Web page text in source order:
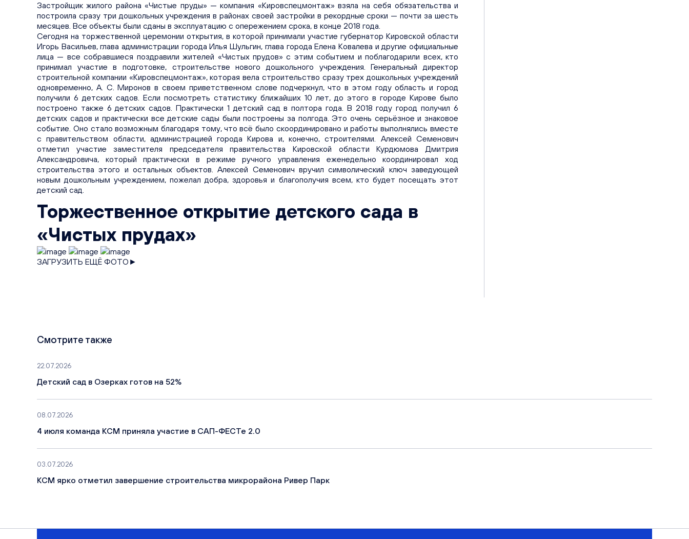
Застройщик жилого района «Чистые пруды» — компания «Кировспецмонтаж» взяла на себя обязательства и
построила сразу три дошкольных учреждения в районах своей застройки в рекордные сроки — почти за шесть
месяцев. Все объекты были сданы в эксплуатацию с опережением срока, в конце 2018 года.
Сегодня на торжественной церемонии открытия, в которой принимали участие губернатор Кировской области
Игорь Васильев, глава администрации города Илья Шульгин, глава города Елена Ковалева и другие официальные
лица — все собравшиеся поздравили жителей «Чистых прудов» с этим событием и поблагодарили всех, кто
принимал участие в подготовке, строительстве нового дошкольного учреждения. Генеральный директор
строительной компании «Кировспецмонтаж», которая вела строительство сразу трех дошкольных учреждений
одновременно, А. С. Миронов в своем приветственном слове подчеркнул, что в этом году область и город
получили 6 детских садов. Если посмотреть статистику ближайших 10 лет, до этого в городе Кирове было
построено также 6 детских садов. Практически 1 детский сад в полтора года. В 2018 году город получил 6
детских садов и практически все детские сады были построены за полгода. Это очень серьёзное и знаковое
событие. Оно стало возможным благодаря тому, что всё было скоординировано и работы выполнялись вместе
с правительством области, администрацией города Кирова и, конечно, строителями. Алексей Семенович
отметил участие заместителя председателя правительства Кировской области Курдюмова Дмитрия
Александровича, который практически в режиме ручного управления еженедельно координировал ход
строительства этого и остальных объектов. Алексей Семенович вручил символический ключ заведующей
новым дошкольным учреждением, пожелал добра, здоровья и благополучия всем, кто будет посещать этот
детский сад.
Торжественное открытие детского сада в
«Чистых прудах»
ЗАГРУЗИТЬ ЕЩЁ ФОТО►
Смотрите также
22.07.2026
Детский сад в Озерках готов на 52%
08.07.2026
4 июля команда КСМ приняла участие в САП-ФЕСТе 2.0
03.07.2026
КСМ ярко отметил завершение строительства микрорайона Ривер Парк